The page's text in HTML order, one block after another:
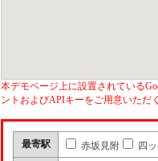
本デモページ上に設置されている
ントおよびAPIキーをご用意いただ
最寄駅 赤坂見附 四